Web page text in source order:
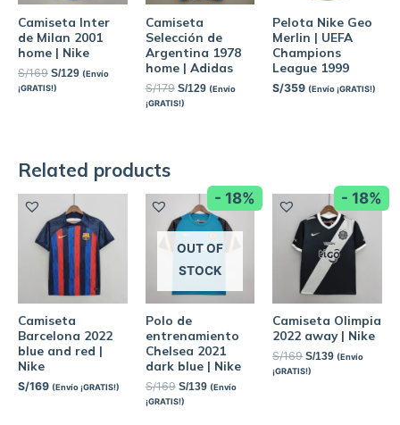
Camiseta Inter
de Milan 2001
home | Nike
S/169 S/129 (Envío
¡GRATIS!)
Camiseta
Selección de
Argentina 1978
home | Adidas
S/179 S/129 (Envío
¡GRATIS!)
Pelota Nike Geo
Merlin | UEFA
Champions
League 1999
S/359 (Envío ¡GRATIS!)
Related products
Camiseta
Barcelona 2022
blue and red |
Nike
S/169 (Envío ¡GRATIS!)
- 18%
OUT OF
STOCK
Polo de
entrenamiento
Chelsea 2021
dark blue | Nike
S/169 S/139 (Envío
¡GRATIS!)
- 18%
Camiseta Olimpia
2022 away | Nike
S/169 S/139 (Envío
¡GRATIS!)